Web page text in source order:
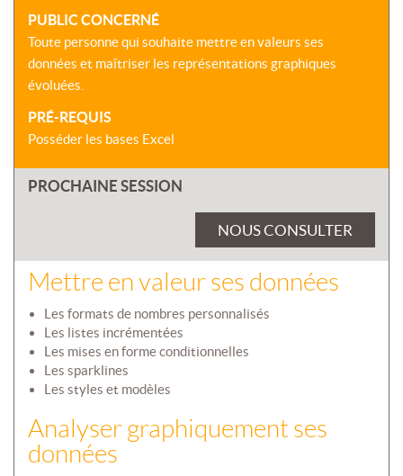
PUBLIC CONCERNÉ
Toute personne qui souhaite mettre en valeurs ses
données et maîtriser les représentations graphiques
évoluées.
PRÉ-REQUIS
Posséder les bases Excel
PROCHAINE SESSION
NOUS CONSULTER
Mettre en valeur ses données
Les formats de nombres personnalisés
Les listes incrémentées
Les mises en forme conditionnelles
Les sparklines
Les styles et modèles
Analyser graphiquement ses
données